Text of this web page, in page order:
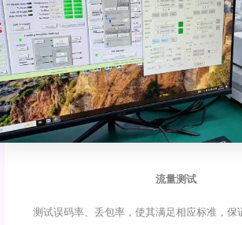
流量测试
测试误码率、丢包率，使其满足相应标准，保